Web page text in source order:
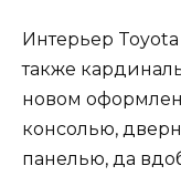
Интерьер
также
новом
консолью,
панелью, да